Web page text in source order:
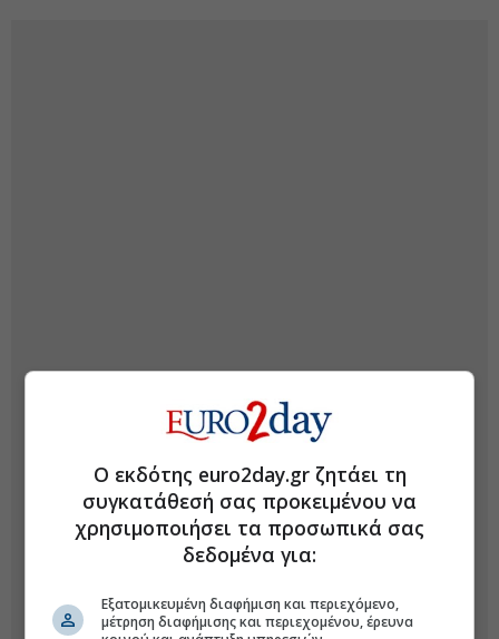
Ο εκδότης euro2day.gr ζητάει τη
συγκατάθεσή σας προκειμένου να
χρησιμοποιήσει τα προσωπικά σας
δεδομένα για:
Εξατομικευμένη διαφήμιση και περιεχόμενο,
μέτρηση διαφήμισης και περιεχομένου, έρευνα